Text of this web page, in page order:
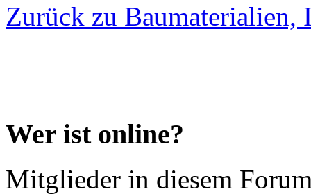
Zurück zu Baumaterialien,
Wer ist online?
Mitglieder in diesem